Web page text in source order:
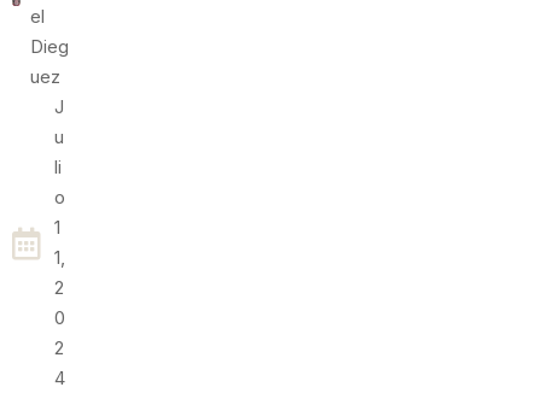
El
Dieg
Uez
J
U
Li
O
1
1,
2
0
2
4